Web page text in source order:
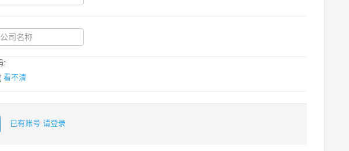
:
看不清
已有账号 请登录